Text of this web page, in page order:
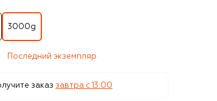
3000g
Последний экземпляр
заказ завтра c 13:00